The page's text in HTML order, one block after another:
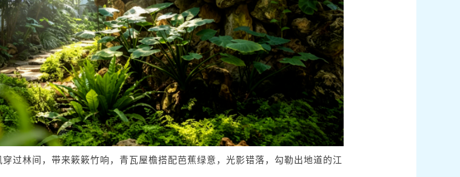
过林间，带来簌簌竹响，青瓦屋檐搭配芭蕉绿意，光影错落，勾勒出地道的江